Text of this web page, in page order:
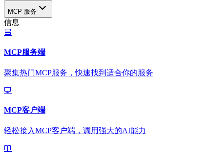
MCP 服务
信息
MCP服务端
聚集热门MCP服务，快速找到适合你的服务
MCP客户端
轻松接入MCP客户端，调用强大的AI能力